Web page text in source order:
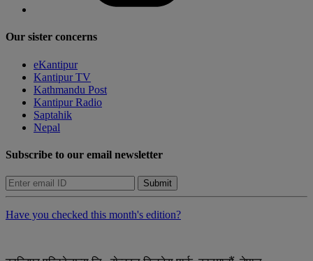
Our sister concerns
eKantipur
Kantipur TV
Kathmandu Post
Kantipur Radio
Saptahik
Nepal
Subscribe to our email newsletter
Submit
Have you checked this month's edition?